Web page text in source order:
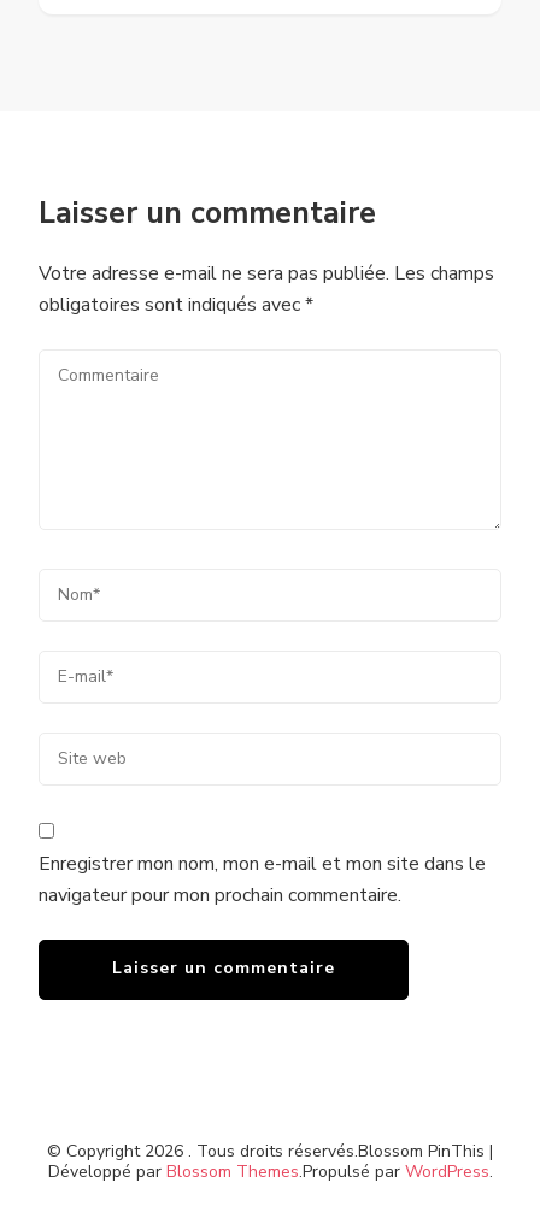
Laisser un commentaire
Votre adresse e-mail ne sera pas publiée. Les champs
obligatoires sont indiqués avec*
Enregistrer mon nom, mon e-mail et mon site dans le
navigateur pour mon prochain commentaire.
© Copyright 2026 . Tous droits réservés.Blossom PinThis |
Développé par Blossom Themes.Propulsé par WordPress.